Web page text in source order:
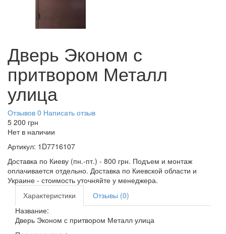
Дверь Эконом с
притвором Металл
улица
Отзывов 0 Написать отзыв
5 200 грн
Нет в наличии
Артикул: 1D7716107
Доставка по Киеву (пн.-пт.) - 800 грн. Подъем и монтаж
оплачивается отдельно. Доставка по Киевской области и
Украине - стоимость уточняйте у менеджера.
Характеристики
Отзывы (0)
Название:
Дверь Эконом с притвором Металл улица